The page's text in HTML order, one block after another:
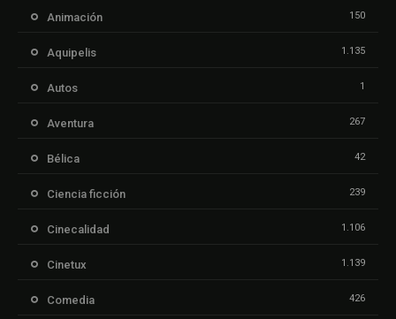
Animación 150
Aquipelis 1.135
Autos 1
Aventura 267
Bélica 42
Ciencia ficción 239
Cinecalidad 1.106
Cinetux 1.139
Comedia 426